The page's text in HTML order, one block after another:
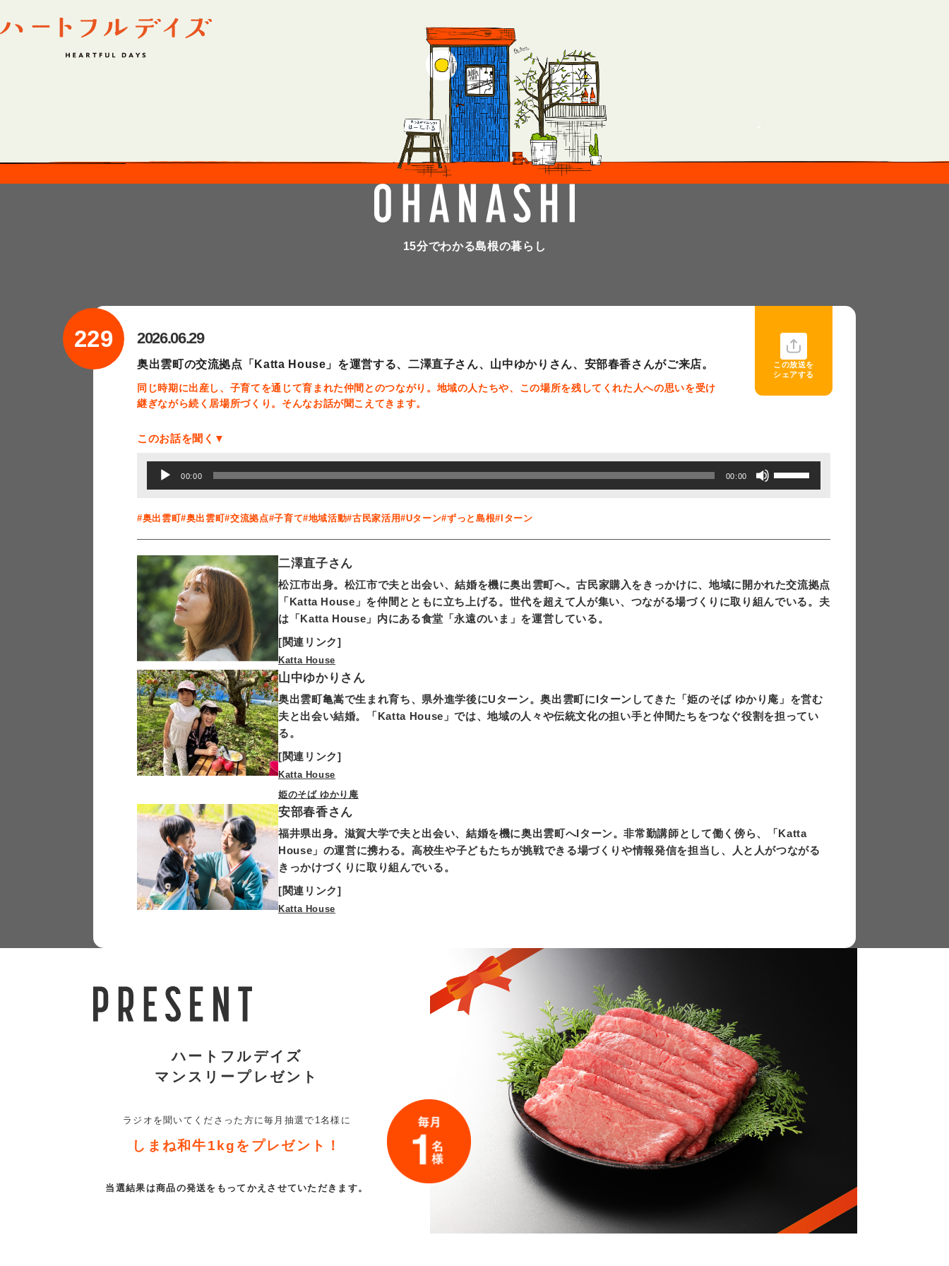
15分でわかる島根の暮らし
229
この放送を
シェアする
2026.06.29
奥出雲町の交流拠点「Katta House」を運営する、二澤直子さん、山中ゆかりさん、安部春香さんがご来店。
同じ時期に出産し、子育てを通じて育まれた仲間とのつながり。地域の人たちや、この場所を残してくれた人への思いを受け
継ぎながら続く居場所づくり。そんなお話が聞こえてきます。
このお話を聞く▼
声
ー
00:00 00:00
ボ
リ
節
に
印
て
く
#奥出雲町#奥出雲町#交流拠点#子育て#地域活動#古民家活用#Uターン#ずっと島根#Iターン
二澤直子さん
松江市出身。松江市で夫と出会い、結婚を機に奥出雲町へ。古民家購入をきっかけに、地域に開かれた交流拠点
「Katta House」を仲間とともに立ち上げる。世代を超えて人が集い、つながる場づくりに取り組んでいる。夫
は「Katta House」内にある食堂「永遠のいま」を運営している。
[関連リンク]
Katta House
山中ゆかりさん
奥出雲町亀嵩で生まれ育ち、県外進学後にUターン。奥出雲町にIターンしてきた「姫のそば ゆかり庵」を営む
夫と出会い結婚。「Katta House」では、地域の人々や伝統文化の担い手と仲間たちをつなぐ役割を担ってい
る。
[関連リンク]
Katta House
姫のそば ゆかり庵
安部春香さん
福井県出身。滋賀大学で夫と出会い、結婚を機に奥出雲町へIターン。非常勤講師として働く傍ら、「Katta
House」の運営に携わる。高校生や子どもたちが挑戦できる場づくりや情報発信を担当し、人と人がつながる
きっかけづくりに取り組んでいる。
[関連リンク]
Katta House
ハートフルデイズ
マンスリープレゼント
ラジオを聞いてくださった方に毎月抽選で1名様に
しまね和牛1kgを プレゼント！
当選結果は商品の発送をもって かえさせていただきます。